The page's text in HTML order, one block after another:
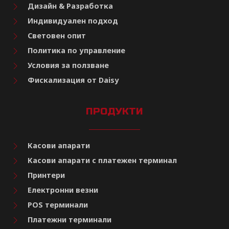
Дизайн & Разработка
Индивидуален подход
Световен опит
Политика по управление
Условия за ползване
Фискализация от Daisy
ПРОДУКТИ
Касови апарати
Касови апарати с платежен терминал
Принтери
Електронни везни
POS терминали
Платежни терминали